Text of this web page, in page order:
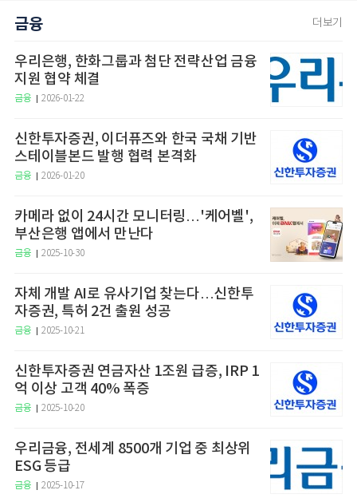
금융 더보기
우리은행, 한화그룹과 첨단 전략산업 금융
지원 협약 체결
금융 2026-01-22
신한투자증권, 이더퓨즈와 한국 국채 기반
스테이블본드 발행 협력 본격화
금융 2026-01-20
카메라 없이 24시간 모니터링…'케어벨',
부산은행 앱에서 만난다
금융 2025-10-30
자체 개발 AI로 유사기업 찾는다…신한투
자증권, 특허 2건 출원 성공
금융 2025-10-21
신한투자증권 연금자산 1조원 급증, IRP 1
억 이상 고객 40% 폭증
금융 2025-10-20
우리금융, 전세계 8500개 기업 중 최상위
ESG 등급
금융 2025-10-17